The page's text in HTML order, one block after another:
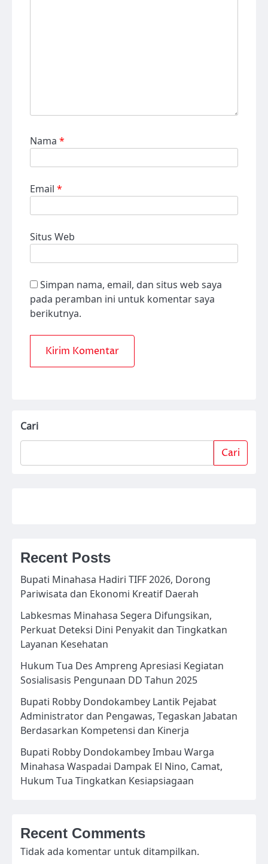
Nama *
Email *
Situs Web
Simpan nama, email, dan situs web saya
pada peramban ini untuk komentar saya
berikutnya.
Cari
Cari
Recent Posts
Bupati Minahasa Hadiri TIFF 2026, Dorong
Pariwisata dan Ekonomi Kreatif Daerah
Labkesmas Minahasa Segera Difungsikan,
Perkuat Deteksi Dini Penyakit dan Tingkatkan
Layanan Kesehatan
Hukum Tua Des Ampreng Apresiasi Kegiatan
Sosialisasis Pengunaan DD Tahun 2025
Bupati Robby Dondokambey Lantik Pejabat
Administrator dan Pengawas, Tegaskan Jabatan
Berdasarkan Kompetensi dan Kinerja
Bupati Robby Dondokambey Imbau Warga
Minahasa Waspadai Dampak El Nino, Camat,
Hukum Tua Tingkatkan Kesiapsiagaan
Recent Comments
Tidak ada komentar untuk ditampilkan.